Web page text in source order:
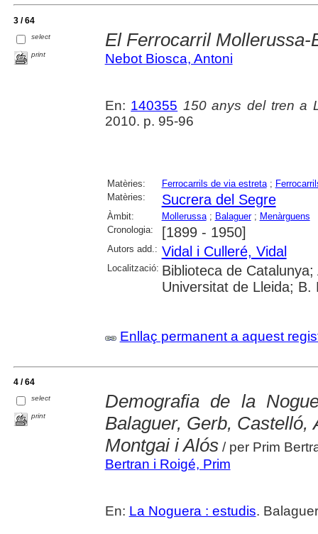
3 / 64
select
print
El Ferrocarril Mollerussa-
Nebot Biosca, Antoni
En: 140355 150 anys del tren a
2010. p. 95-96
Matèries: Ferrocarrils de via estreta;
Matèries:
Sucrera del Segre
Àmbit: Mollerussa; Balaguer; Menàrguens
Cronologia:
[1899 - 1950]
Autors add.: Vidal i Culleré, Vidal
Localització: Biblioteca de
Universitat de Lleida;
Enllaç permanent a aquest
4 / 64
select
print
Demografia de la
Balaguer, Gerb, Castelló,
Montgai i Alós/ per Prim
Bertran i Roigé, Prim
En: La Noguera : estudis.